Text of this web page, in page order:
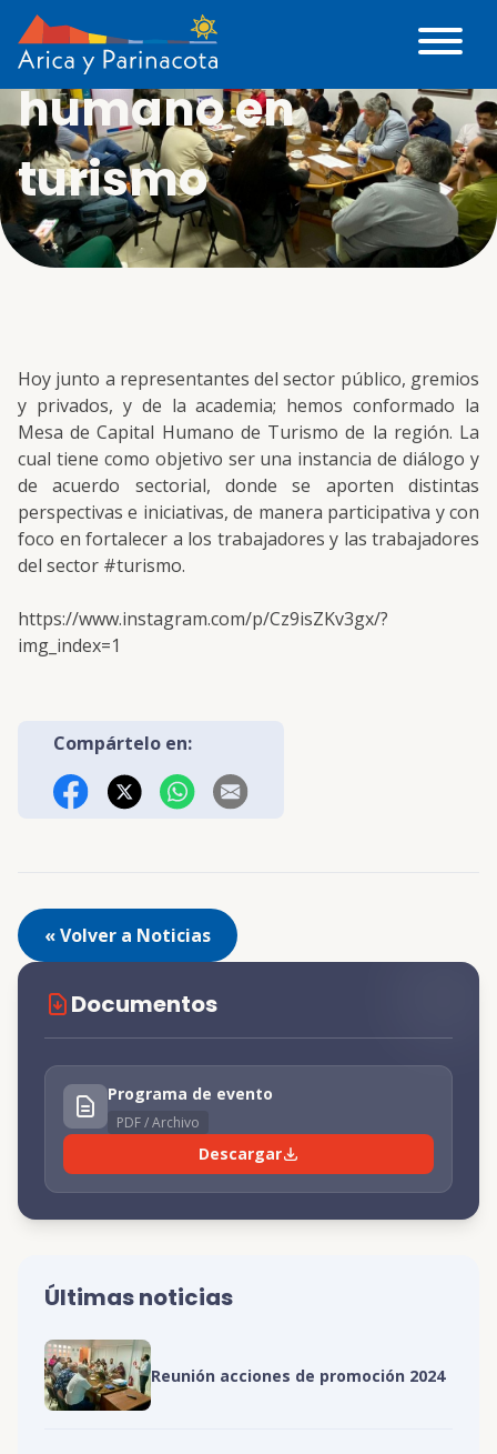
Mesa capital
humano en
turismo
Hoy junto a representantes del sector público, gremios
y privados, y de la academia; hemos conformado la
Mesa de Capital Humano de Turismo de la región. La
cual tiene como objetivo ser una instancia de diálogo y
de acuerdo sectorial, donde se aporten distintas
perspectivas e iniciativas, de manera participativa y con
foco en fortalecer a los trabajadores y las trabajadores
del sector #turismo.
https://www.instagram.com/p/Cz9isZKv3gx/?
img_index=1
Compártelo en:
« Volver a Noticias
Documentos
Programa de evento
PDF / Archivo
Descargar
Últimas noticias
Reunión acciones de promoción 2024